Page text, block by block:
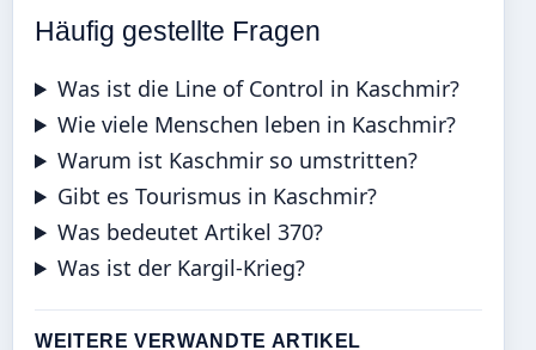
Häufig gestellte Fragen
Was ist die Line of Control in Kaschmir?
Wie viele Menschen leben in Kaschmir?
Warum ist Kaschmir so umstritten?
Gibt es Tourismus in Kaschmir?
Was bedeutet Artikel 370?
Was ist der Kargil-Krieg?
WEITERE VERWANDTE ARTIKEL